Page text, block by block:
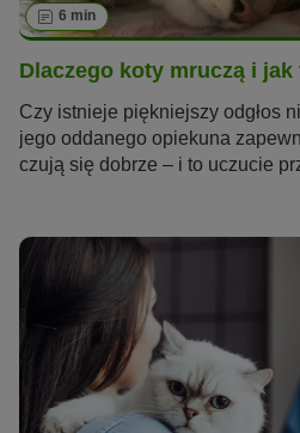
6 min
Dlaczego koty mruczą i jak
Czy istnieje piękniejszy odgłos
jego oddanego opiekuna
czują się dobrze – i to uczucie
stres. Dlaczego koty mruczą i w
ciągły, motoryczny dźwięk?